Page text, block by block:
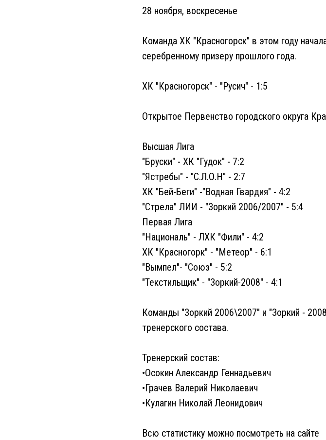
28 ноября, воскресенье
Команда ХК "Красногорск" в этом году
серебренному призеру прошлого года.
ХК "Красногорск" - "Русич" - 1:5
Открытое Первенство городского округа
Высшая Лига
"Бруски" - ХК "Гудок" - 7:2
"Ястребы" - "С.Л.О.Н" - 2:7
ХК "Бей-Беги" -"Водная Гвардия" - 4:2
"Стрела" ЛИИ - "Зоркий 2006/2007" - 5:4
Первая Лига
"Националь" - ЛХК "Фили" - 4:2
ХК "Красногорк" - "Метеор" - 6:1
"Вымпел"- "Союз" - 5:2
"Текстильщик" - "Зоркий-2008" - 4:1
Команды "Зоркий 2006\2007" и "Зоркий -
тренерского состава.
Тренерский состав:
•Осокин Александр Геннадьевич
•Грачев Валерий Николаевич
•Кулагин Николай Леонидович
Всю статистику можно посмотреть на сайте